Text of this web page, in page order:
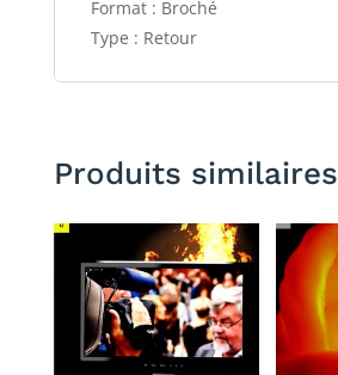
Format : Broché
Type : Retour
Produits similaires